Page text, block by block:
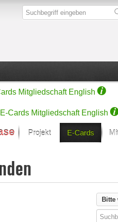
Mitgliedschaft English
E-Cards Mitgliedschaft English
Projekt
Ein Künstlerförderprojekt
E-Cards
Bitte